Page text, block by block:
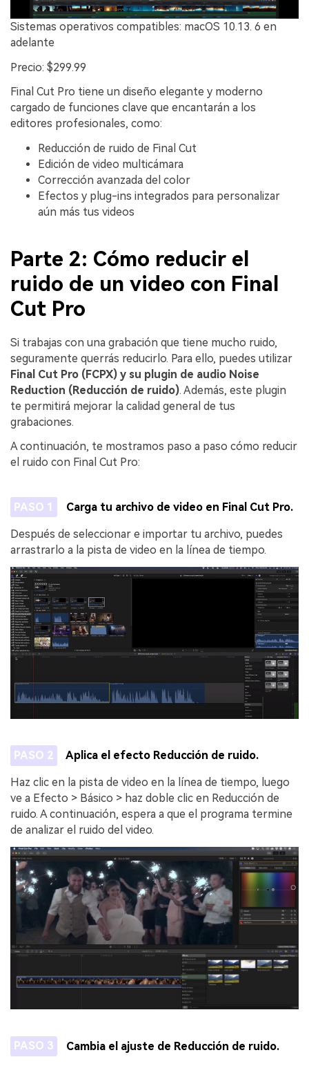
Sistemas operativos compatibles: macOS 10.13. 6 en
adelante
Precio: $299.99
Final Cut Pro tiene un diseño elegante y moderno
cargado de funciones clave que encantarán a los
editores profesionales, como:
Reducción de ruido de Final Cut
Edición de video multicámara
Corrección avanzada del color
Efectos y plug-ins integrados para personalizar
aún más tus videos
Parte 2: Cómo reducir el
ruido de un video con Final
Cut Pro
Si trabajas con una grabación que tiene mucho ruido,
seguramente querrás reducirlo. Para ello, puedes utilizar
Final Cut Pro (FCPX) y su plugin de audio Noise
Reduction (Reducción de ruido). Además, este plugin
te permitirá mejorar la calidad general de tus
grabaciones.
A continuación, te mostramos paso a paso cómo reducir
el ruido con Final Cut Pro:
PASO 1 Carga tu archivo de video en Final Cut Pro.
Después de seleccionar e importar tu archivo, puedes
arrastrarlo a la pista de video en la línea de tiempo.
PASO 2 Aplica el efecto Reducción de ruido.
Haz clic en la pista de video en la línea de tiempo, luego
ve a Efecto > Básico > haz doble clic en Reducción de
ruido. A continuación, espera a que el programa termine
de analizar el ruido del video.
PASO 3 Cambia el ajuste de Reducción de ruido.